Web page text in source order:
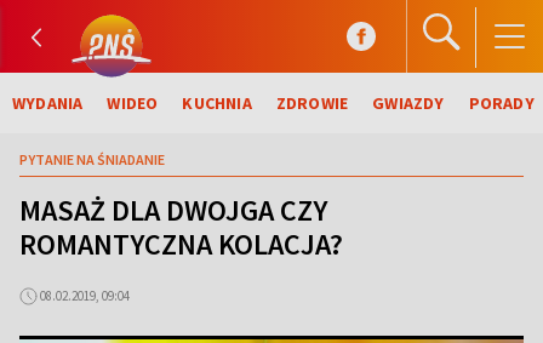
WYDANIA WIDEO KUCHNIA ZDROWIE GWIAZDY PORADY
PYTANIE NA ŚNIADANIE
MASAŻ DLA DWOJGA CZY
ROMANTYCZNA KOLACJA?
08.02.2019, 09:04